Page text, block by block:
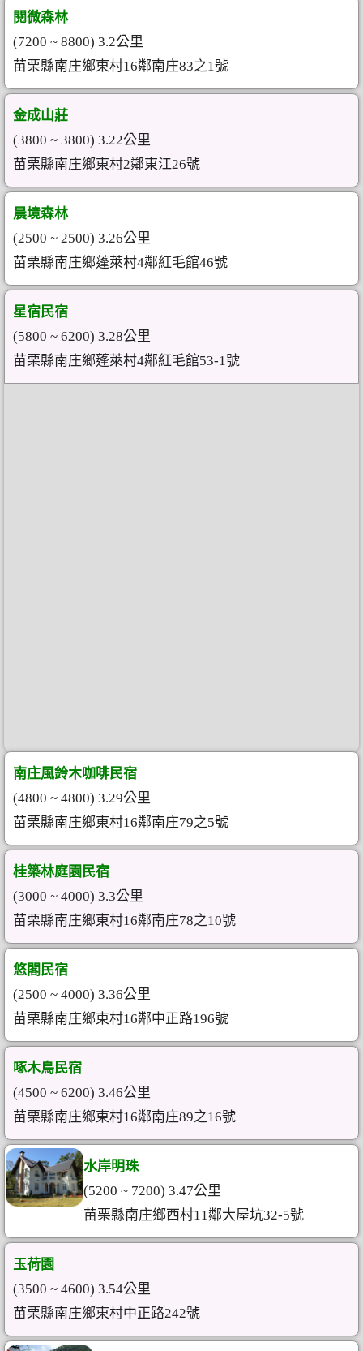
閱微森林
(7200 ~ 8800) 3.2公里
苗栗縣南庄鄉東村16鄰南庄83之1號
金成山莊
(3800 ~ 3800) 3.22公里
苗栗縣南庄鄉東村2鄰東江26號
晨境森林
(2500 ~ 2500) 3.26公里
苗栗縣南庄鄉蓬萊村4鄰紅毛館46號
星宿民宿
(5800 ~ 6200) 3.28公里
苗栗縣南庄鄉蓬萊村4鄰紅毛館53-1號
南庄風鈴木咖啡民宿
(4800 ~ 4800) 3.29公里
苗栗縣南庄鄉東村16鄰南庄79之5號
桂築林庭園民宿
(3000 ~ 4000) 3.3公里
苗栗縣南庄鄉東村16鄰南庄78之10號
悠閣民宿
(2500 ~ 4000) 3.36公里
苗栗縣南庄鄉東村16鄰中正路196號
啄木鳥民宿
(4500 ~ 6200) 3.46公里
苗栗縣南庄鄉東村16鄰南庄89之16號
水岸明珠
(5200 ~ 7200) 3.47公里
苗栗縣南庄鄉西村11鄰大屋坑32-5號
玉荷園
(3500 ~ 4600) 3.54公里
苗栗縣南庄鄉東村中正路242號